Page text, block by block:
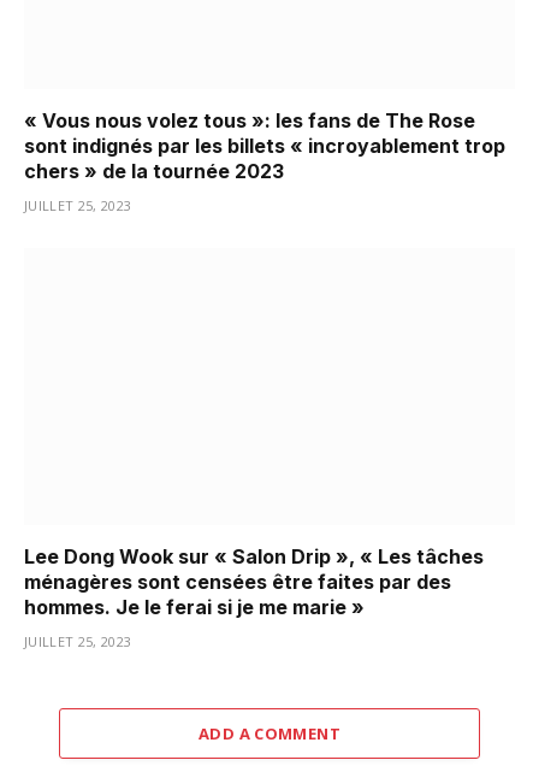
« Vous nous volez tous »: les fans de The Rose
sont indignés par les billets « incroyablement trop
chers » de la tournée 2023
JUILLET 25, 2023
Lee Dong Wook sur « Salon Drip », « Les tâches
ménagères sont censées être faites par des
hommes. Je le ferai si je me marie »
JUILLET 25, 2023
ADD A COMMENT